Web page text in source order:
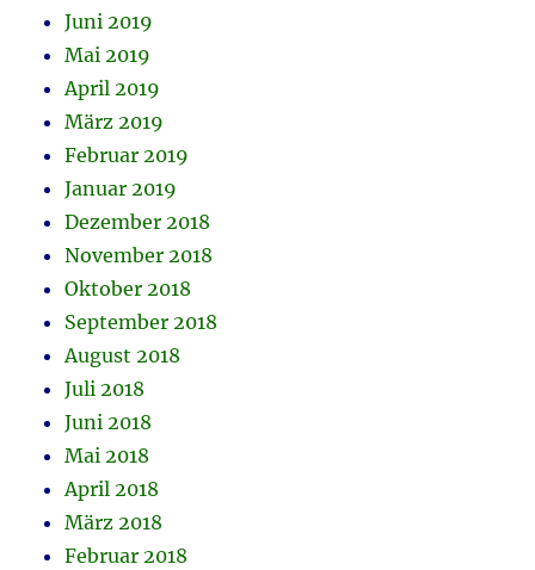
Juni 2019
Mai 2019
April 2019
März 2019
Februar 2019
Januar 2019
Dezember 2018
November 2018
Oktober 2018
September 2018
August 2018
Juli 2018
Juni 2018
Mai 2018
April 2018
März 2018
Februar 2018